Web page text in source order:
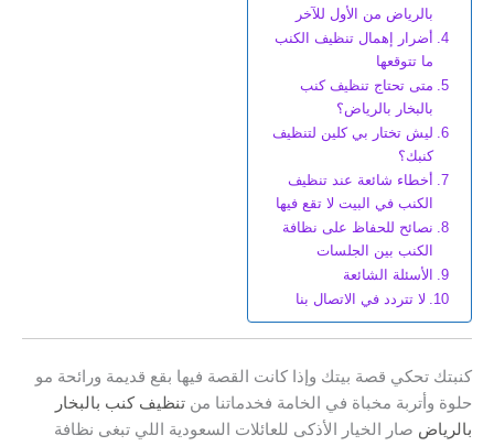
بالرياض من الأول للآخر
أضرار إهمال تنظيف الكنب
ما تتوقعها
متى تحتاج تنظيف كنب
بالبخار بالرياض؟
ليش تختار بي كلين لتنظيف
كنبك؟
أخطاء شائعة عند تنظيف
الكنب في البيت لا تقع فيها
نصائح للحفاظ على نظافة
الكنب بين الجلسات
الأسئلة الشائعة
لا تتردد في الاتصال بنا
كنبتك تحكي قصة بيتك وإذا كانت القصة فيها بقع قديمة ورائحة مو
حلوة وأتربة مخباة في الخامة فخدماتنا من تنظيف كنب بالبخار
بالرياض صار الخيار الأذكى للعائلات السعودية اللي تبغى نظافة